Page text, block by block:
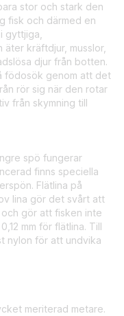
stor och stark den
fisk och därmed en
gyttjiga,
kräftdjur, musslor,
djur från botten.
födosök genom att det
rör sig när den rotar
från skymning till
spö fungerar
finns speciella
Flätlina på
lina gör det svårt att
gör att fisken inte
mm för flätlina. Till
nylon för att undvika
meriterad metare.